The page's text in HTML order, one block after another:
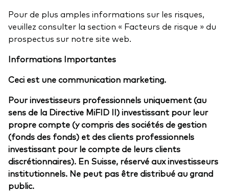
Pour de plus amples informations sur les risques,
veuillez consulter la section « Facteurs de risque » du
prospectus sur notre site web.
Informations Importantes
Ceci est une communication marketing.
Pour investisseurs professionnels uniquement (au
sens de la Directive MiFID II) investissant pour leur
propre compte (y compris des sociétés de gestion
(fonds des fonds) et des clients professionnels
investissant pour le compte de leurs clients
discrétionnaires). En Suisse, réservé aux investisseurs
institutionnels. Ne peut pas être distribué au grand
public.